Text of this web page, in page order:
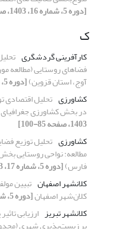
[دوره 5، شماره 16، 1403، صفحه 31-45]
ک
کارآفرینی گردشگری
فضاهای روستایی (مطالعه
آوج، استان قزوین)[دوره 5، شماره 18، 1403، صفحه 80-94]
کشاورزی تحلیل اقتصادی
در بخش کشاورزی
1403، صفحه 85-100]
کشاورزی تحلیل توزیع
مطالعه: نواحی روستایی
فارس)[دوره 5، شماره 17، 1403، صفحه 43-63]
کلانشهر اصفهان تبیین
کلان‌شهر اصفهان[دوره 5، شماره 16، 1403، صفحه 46-62]
کلانشهر تبریز ارزیابی